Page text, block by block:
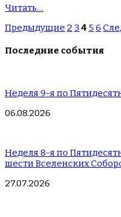
Читать…
Предыдущие 2 3 4 5 6
Последние события
Неделя 9-я по
06.08.2026
Неделя 8-я по
шести Вселенских
27.07.2026